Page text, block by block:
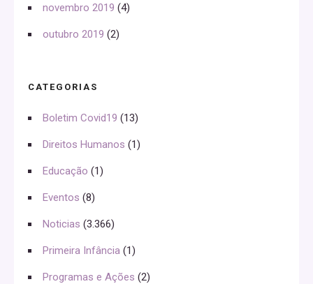
novembro 2019 (4)
outubro 2019 (2)
CATEGORIAS
Boletim Covid19 (13)
Direitos Humanos (1)
Educação (1)
Eventos (8)
Noticias (3.366)
Primeira Infância (1)
Programas e Ações (2)